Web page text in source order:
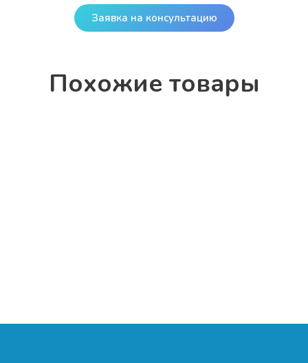
Заявка на консультацию
По­хо­жие то­ва­ры